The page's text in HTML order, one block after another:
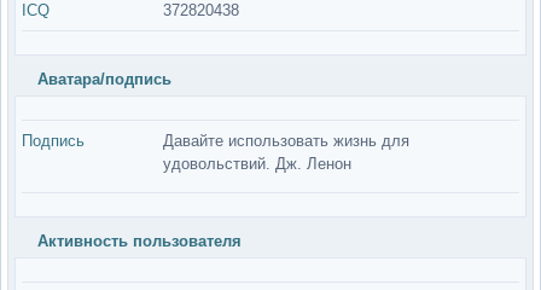
ICQ 372820438
Аватара/подпись
Подпись
Давайте использовать жизнь для
удовольствий. Дж. Ленон
Активность пользователя